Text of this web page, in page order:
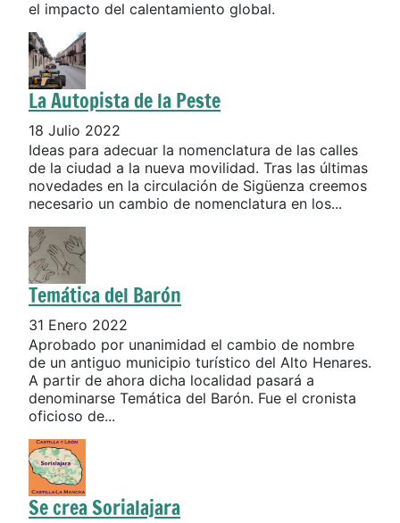
el impacto del calentamiento global.
La Autopista de la Peste
18 Julio 2022
Ideas para adecuar la nomenclatura de las calles
de la ciudad a la nueva movilidad. Tras las últimas
novedades en la circulación de Sigüenza creemos
necesario un cambio de nomenclatura en los...
Temática del Barón
31 Enero 2022
Aprobado por unanimidad el cambio de nombre
de un antiguo municipio turístico del Alto Henares.
A partir de ahora dicha localidad pasará a
denominarse Temática del Barón. Fue el cronista
oficioso de...
Se crea Sorialajara